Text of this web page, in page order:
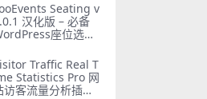
Seating v
汉化版 – 必备
座位选择
Traffic Real T
Statistics Pro 网
访客流量分析插件